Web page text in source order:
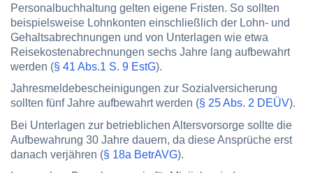
Personalbuchhaltung gelten eigene Fristen. So sollten
beispielsweise Lohnkonten einschließlich der Lohn- und
Gehaltsabrechnungen und von Unterlagen wie etwa
Reisekostenabrechnungen sechs Jahre lang aufbewahrt
werden (§ 41 Abs.1 S. 9 EstG).
Jahresmeldebescheinigungen zur Sozialversicherung
sollten fünf Jahre aufbewahrt werden (§ 25 Abs. 2 DEÜV).
Bei Unterlagen zur betrieblichen Altersvorsorge sollte die
Aufbewahrung 30 Jahre dauern, da diese Ansprüche erst
danach verjähren (§ 18a BetrAVG).